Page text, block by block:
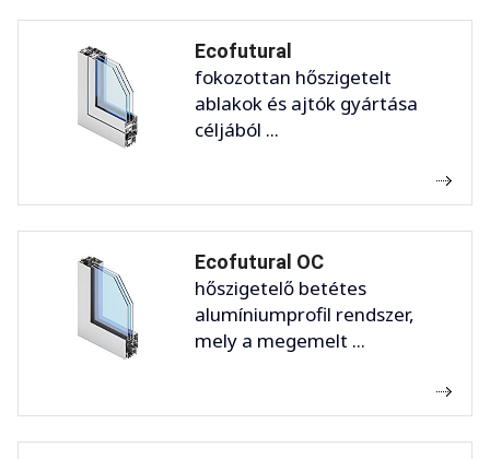
Ecofutural
fokozottan hőszigetelt
ablakok és ajtók gyártása
céljából ...
Ecofutural OC
hőszigetelő betétes
alumíniumprofil rendszer,
mely a megemelt ...